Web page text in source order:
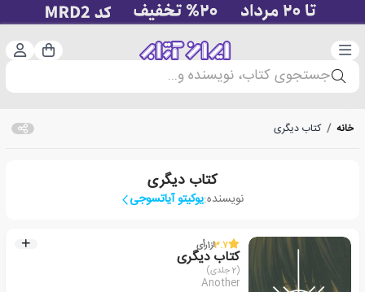
دسته‌بندی سبد
جستجوی کتاب، نویسنده و...
خانه / کتاب دیگری
کتاب دیگری
نویسنده:یوکیتو آیاتسوجی
3.7از1رأی
کتاب دیگری
(2 جلدی)
Another